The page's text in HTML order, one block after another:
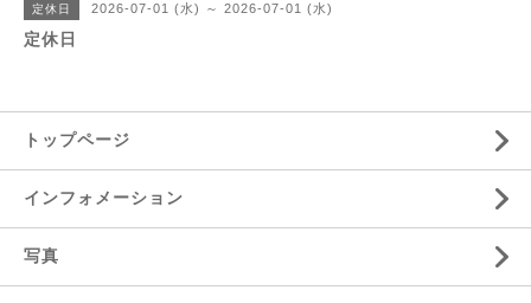
定休日 2026-07-01 (水) ～ 2026-07-01 (水)
定休日
トップページ
インフォメーション
写真